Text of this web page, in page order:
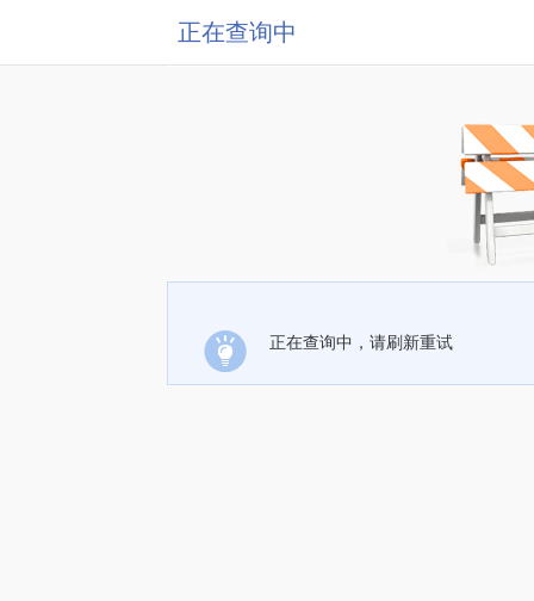
正在查询中
正在查询中，请刷新重试